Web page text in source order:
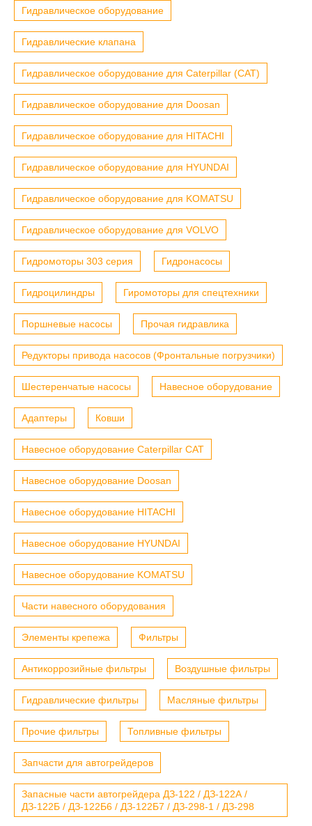
Гидравлическое оборудование
Гидравлические клапана
Гидравлическое оборудование для Caterpillar (CAT)
Гидравлическое оборудование для Doosan
Гидравлическое оборудование для HITACHI
Гидравлическое оборудование для HYUNDAI
Гидравлическое оборудование для KOMATSU
Гидравлическое оборудование для VOLVO
Гидромоторы 303 серия Гидронасосы
Гидроцилиндры Гиромоторы для спецтехники
Поршневые насосы Прочая гидравлика
Редукторы привода насосов (Фронтальные погрузчики)
Шестеренчатые насосы Навесное оборудование
Адаптеры Ковши
Навесное оборудование Caterpillar CAT
Навесное оборудование Doosan
Навесное оборудование HITACHI
Навесное оборудование HYUNDAI
Навесное оборудование KOMATSU
Части навесного оборудования
Элементы крепежа Фильтры
Антикоррозийные фильтры Воздушные фильтры
Гидравлические фильтры Масляные фильтры
Прочие фильтры Топливные фильтры
Запчасти для автогрейдеров
Запасные части автогрейдера ДЗ-122 / ДЗ-122А /
ДЗ-122Б / ДЗ-122Б6 / ДЗ-122Б7 / ДЗ-298-1 / ДЗ-298